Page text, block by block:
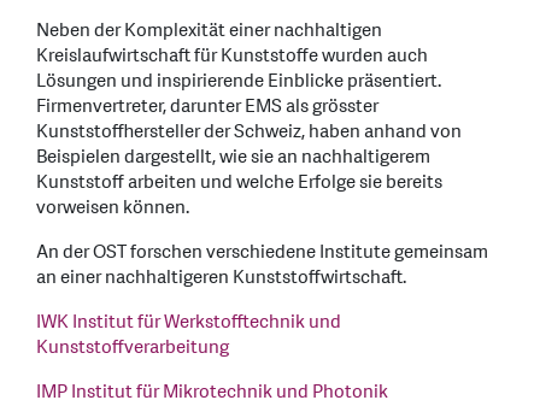
Neben der Komplexität einer nachhaltigen
Kreislaufwirtschaft für Kunststoffe wurden auch
Lösungen und inspirierende Einblicke präsentiert.
Firmenvertreter, darunter EMS als grösster
Kunststoffhersteller der Schweiz, haben anhand von
Beispielen dargestellt, wie sie an nachhaltigerem
Kunststoff arbeiten und welche Erfolge sie bereits
vorweisen können.
An der OST forschen verschiedene Institute gemeinsam
an einer nachhaltigeren Kunststoffwirtschaft.
IWK Institut für Werkstofftechnik und
Kunststoffverarbeitung
IMP Institut für Mikrotechnik und Photonik